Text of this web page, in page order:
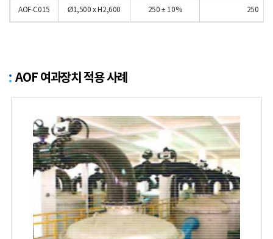
AOF-C015 Ø1,500 x H2,600 250 ± 10% 250
AOF 여과장치 적용 사례